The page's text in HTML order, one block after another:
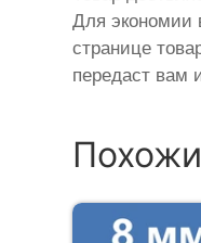
Для экономии
странице
передаст вам